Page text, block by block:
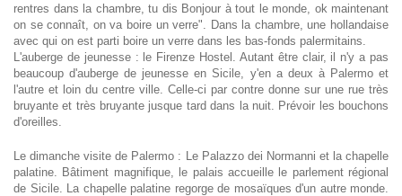
rentres dans la chambre, tu dis Bonjour à tout le monde, ok maintenant
on se connaît, on va boire un verre". Dans la chambre, une hollandaise
avec qui on est parti boire un verre dans les bas-fonds palermitains.
L'auberge de jeunesse : le Firenze Hostel. Autant être clair, il n'y a pas
beaucoup d'auberge de jeunesse en Sicile, y'en a deux à Palermo et
l'autre et loin du centre ville. Celle-ci par contre donne sur une rue très
bruyante et très bruyante jusque tard dans la nuit. Prévoir les bouchons
d'oreilles.
Le dimanche visite de Palermo : Le Palazzo dei Normanni et la chapelle
palatine. Bâtiment magnifique, le palais accueille le parlement régional
de Sicile. La chapelle palatine regorge de mosaïques d'un autre monde.